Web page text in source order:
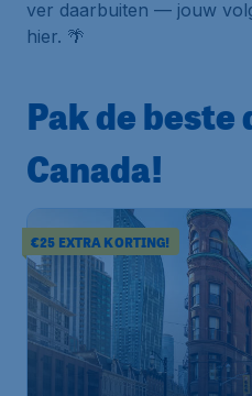
ver daarbuiten — jouw
hier. 🌴
Pak de beste
Canada!
€25 EXTRA KORTING!